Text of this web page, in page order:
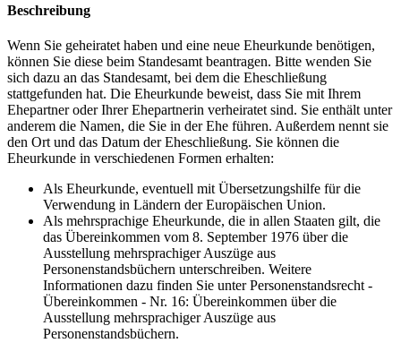
Beschreibung
Wenn Sie geheiratet haben und eine neue Eheurkunde benötigen,
können Sie diese beim Standesamt beantragen. Bitte wenden Sie
sich dazu an das Standesamt, bei dem die Eheschließung
stattgefunden hat. Die Eheurkunde beweist, dass Sie mit Ihrem
Ehepartner oder Ihrer Ehepartnerin verheiratet sind. Sie enthält unter
anderem die Namen, die Sie in der Ehe führen. Außerdem nennt sie
den Ort und das Datum der Eheschließung. Sie können die
Eheurkunde in verschiedenen Formen erhalten:
Als Eheurkunde, eventuell mit Übersetzungshilfe für die
Verwendung in Ländern der Europäischen Union.
Als mehrsprachige Eheurkunde, die in allen Staaten gilt, die
das Übereinkommen vom 8. September 1976 über die
Ausstellung mehrsprachiger Auszüge aus
Personenstandsbüchern unterschreiben. Weitere
Informationen dazu finden Sie unter Personenstandsrecht -
Übereinkommen - Nr. 16: Übereinkommen über die
Ausstellung mehrsprachiger Auszüge aus
Personenstandsbüchern.